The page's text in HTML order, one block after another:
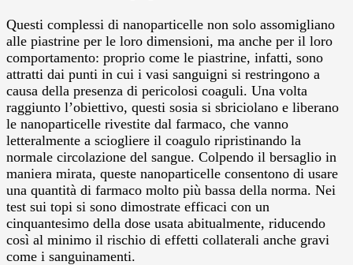
Questi complessi di nanoparticelle non solo assomigliano
alle piastrine per le loro dimensioni, ma anche per il loro
comportamento: proprio come le piastrine, infatti, sono
attratti dai punti in cui i vasi sanguigni si restringono a
causa della presenza di pericolosi coaguli. Una volta
raggiunto l’obiettivo, questi sosia si sbriciolano e liberano
le nanoparticelle rivestite dal farmaco, che vanno
letteralmente a sciogliere il coagulo ripristinando la
normale circolazione del sangue. Colpendo il bersaglio in
maniera mirata, queste nanoparticelle consentono di usare
una quantità di farmaco molto più bassa della norma. Nei
test sui topi si sono dimostrate efficaci con un
cinquantesimo della dose usata abitualmente, riducendo
così al minimo il rischio di effetti collaterali anche gravi
come i sanguinamenti.